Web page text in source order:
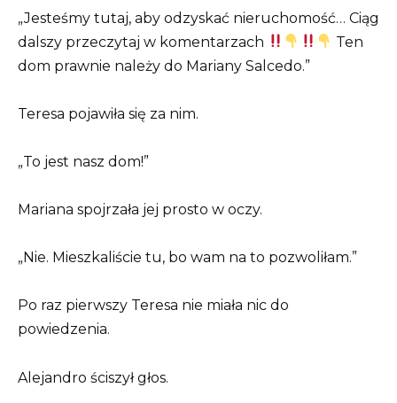
„Jesteśmy tutaj, aby odzyskać nieruchomość… Ciąg
dalszy przeczytaj w komentarzach
Ten
dom prawnie należy do Mariany Salcedo.”
Teresa pojawiła się za nim.
„To jest nasz dom!”
Mariana spojrzała jej prosto w oczy.
„Nie. Mieszkaliście tu, bo wam na to pozwoliłam.”
Po raz pierwszy Teresa nie miała nic do
powiedzenia.
Alejandro ściszył głos.